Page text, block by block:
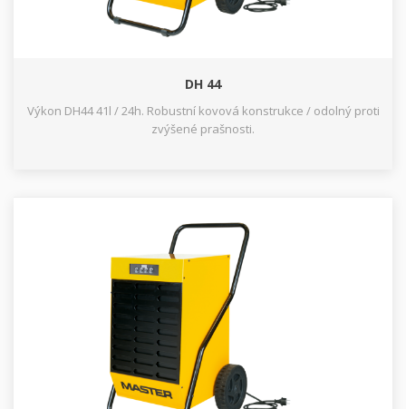
DH 44
Výkon DH44 41l / 24h. Robustní kovová konstrukce / odolný proti
zvýšené prašnosti.